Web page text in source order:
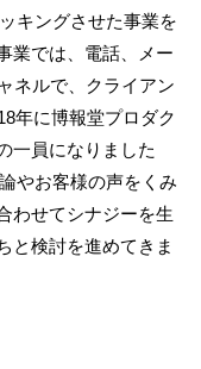
キングさせた事業を
業では、電話、メー
ネルで、クライアン
年に博報堂プロダク
一員になりました
やお客様の声をくみ
わせてシナジーを生
と検討を進めてきま